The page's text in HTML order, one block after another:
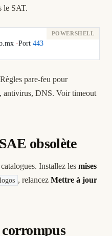
le SAT.
-Port 443
pare-feu pour
antivirus, DNS. Voirtimeout
obsolète
Installez les mises
, relancezMettre à jour